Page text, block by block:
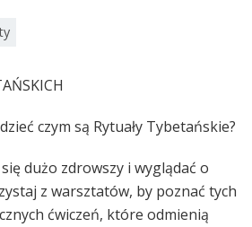
czym są Rytuały Tybetańskie?
dużo zdrowszy i wyglądać o
z warsztatów, by poznać tych
ćwiczeń, które odmienią